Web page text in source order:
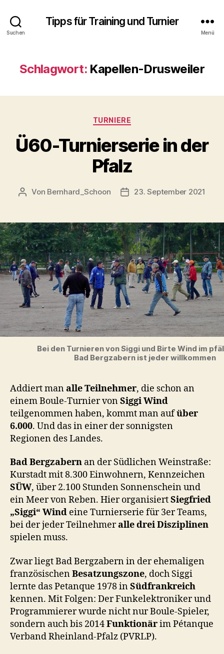
Suchen
Tipps für Training und Turnier
Menü
Schlagwort: Kapellen-Drusweiler
Kategorien
TURNIERE
Ü60-Turnierserie in der
Pfalz
Beitragsautor
Von Bernhard_Schoon Veröffentlichungsdatum
23. September 2021
Bei den Turnieren von Siggi und Birte Wind im
Bad Bergzabern ist jeder willkommen
Addiert manalle Teilnehmer, die schon an
einem Boule-Turnier vonSiggi Wind
teilgenommen haben, kommt man aufüber
6.000. Und das in einer der sonnigsten
Regionen des Landes.
Bad Bergzabern an der Südlichen Weinstraße:
Kurstadt mit 8.300 Einwohnern, Kennzeichen
SÜW, über 2.100 Stunden Sonnenschein und
ein Meer von Reben. Hier organisiertSiegfried
„Siggi“ Wind eine Turnierserie für 3er Teams,
bei der jeder Teilnehmeralle drei Disziplinen
spielen muss.
Zwar liegt Bad Bergzabern in der ehemaligen
französischenBesatzungszone, doch Siggi
lernte das Petanque 1978 inSüdfrankreich
kennen. Mit Folgen: Der Funkelektroniker und
Programmierer wurde nicht nur Boule-Spieler,
sondern auch bis 2014Funktionärim Pétanque
Verband Rheinland-Pfalz (PVRLP).